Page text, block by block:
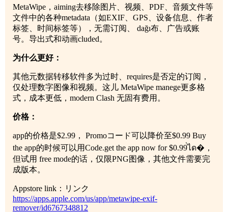
MetaWipe，aiming去移除图片、视频、PDF、音频文件等
文件中的各种metadata（如EXIF、GPS、设备信息、作者
标签、时间标签等），无需订阅、 dağı布、广告或账
号。导出式和动画cluded。
为什么更好：
其他元数据转移软件多为过时、requires是否定的订阅，
仅处理数字图像和视频。这儿 MetaWipe manege更多格
式，成本更低，modern Clash 无固有费用。
价格：
app的价格是$2.99， Promoコード可以降价至$0.99 Buy
the app的时候可以用Code.get the app now for $0.99่ได�，
但试用 free mode的话，仅限PNG图像，其他文件需要完
成版本。
Appstore link：リンク
https://apps.apple.com/us/app/metawipe-exif-
remover/id6767348812